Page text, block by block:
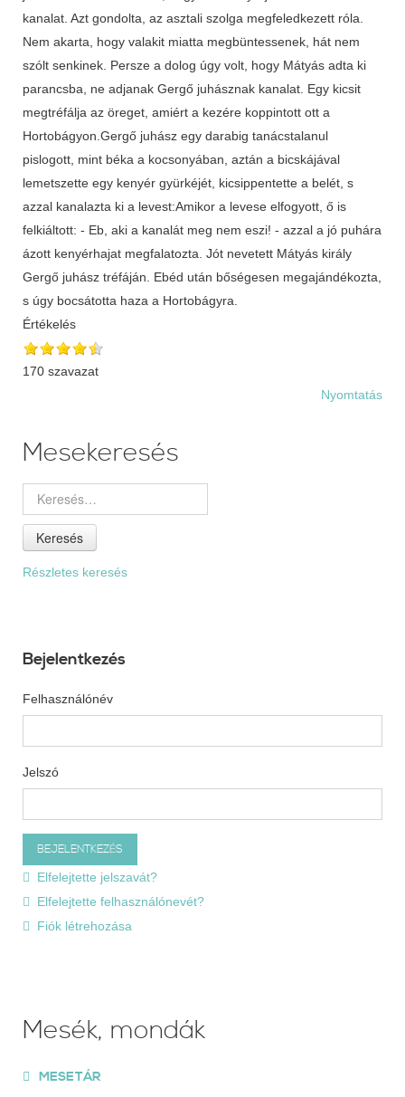
kanalat. Azt gondolta, az asztali szolga megfeledkezett róla.
Nem akarta, hogy valakit miatta megbüntessenek, hát nem
szólt senkinek. Persze a dolog úgy volt, hogy Mátyás adta ki
parancsba, ne adjanak Gergő juhásznak kanalat. Egy kicsit
megtréfálja az öreget, amiért a kezére koppintott ott a
Hortobágyon.Gergő juhász egy darabig tanácstalanul
pislogott, mint béka a kocsonyában, aztán a bicskájával
lemetszette egy kenyér gyürkéjét, kicsippentette a belét, s
azzal kanalazta ki a levest:Amikor a levese elfogyott, ő is
felkiáltott: - Eb, aki a kanalát meg nem eszi! - azzal a jó puhára
ázott kenyérhajat megfalatozta. Jót nevetett Mátyás király
Gergő juhász tréfáján. Ebéd után bőségesen megajándékozta,
s úgy bocsátotta haza a Hortobágyra.
Értékelés
170 szavazat
Nyomtatás
Mesekeresés
Keresés
Részletes keresés
Bejelentkezés
Felhasználónév
Jelszó
Elfelejtette jelszavát?
Elfelejtette felhasználónevét?
Fiók létrehozása
Mesék, mondák
MESETÁR